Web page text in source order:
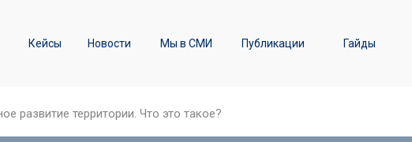
Мы в СМИ Публикации Гайды
Кейсы Новости
Железнодорожные перевозки
споры
развитие территории. Что это такое?